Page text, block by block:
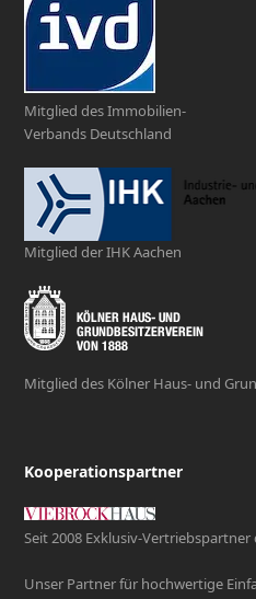
Mitglied des Immobilien-
Verbands Deutschland
Mitglied der IHK Aachen
Mitglied des Kölner Haus- und
Kooperationspartner
Seit 2008 Exklusiv-
Unser Partner für hochwertige